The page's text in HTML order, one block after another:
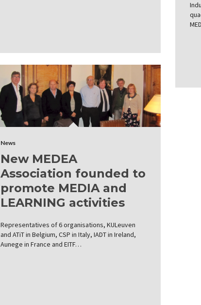
News
New MEDEA
Association founded to
promote MEDIA and
LEARNING activities
Representatives of 6 organisations, KULeuven
and ATiT in Belgium, CSP in Italy, IADT in Ireland,
Aunege in France and EITF…